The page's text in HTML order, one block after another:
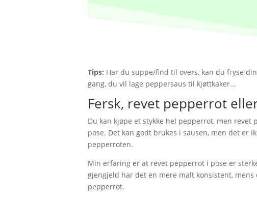
Tips: Har du suppe/find til overs, kan du fryse
gang, du vil lage peppersaus til kjøttkaker...
Fersk, revet pepperrot
Du kan kjøpe et stykke hel pepperrot, men revet
pose. Det kan godt brukes i sausen, men det er
pepperroten.
Min erfaring er at revet pepperrot i pose er
gjengjeld har det en mere malt konsistent,
pepperrot.